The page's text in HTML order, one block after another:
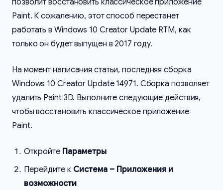
позволит восстановить классическое приложение
Paint. К сожалению, этот способ перестанет
работать в Windows 10 Creator Update RTM, как
только он будет выпущен в 2017 году.
На момент написания статьи, последняя сборка
Windows 10 Creator Update 14971. Сборка позволяет
удалить Paint 3D. Выполните следующие действия,
чтобы восстановить классическое приложение
Paint.
Откройте Параметры
Перейдите к Система – Приложения и
возможности